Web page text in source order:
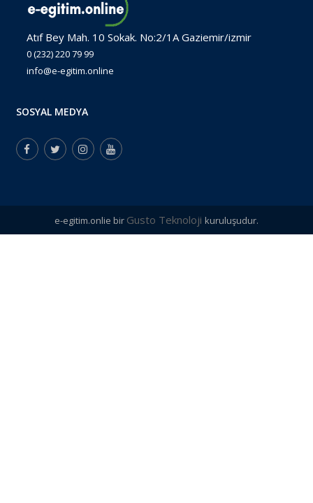
Atıf Bey Mah. 10 Sokak. No:2/1A Gaziemir/izmir
0 (232) 220 79 99
info@e-egitim.online
SOSYAL MEDYA
e-egitim.onlie bir Gusto Teknoloji kuruluşudur.